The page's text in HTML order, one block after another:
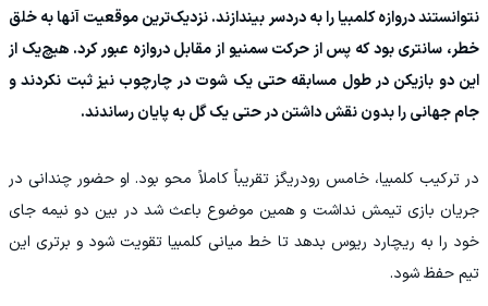
نتوانستند دروازه کلمبیا را به دردسر بیندازند. نزدیک‌ترین موقعیت آنها به خلق
خطر، سانتری بود که پس از حرکت سمنیو از مقابل دروازه عبور کرد. هیچ‌یک از
این دو بازیکن در طول مسابقه حتی یک شوت در چارچوب نیز ثبت نکردند و
جام جهانی را بدون نقش داشتن در حتی یک گل به پایان رساندند.
در ترکیب کلمبیا، خامس رودریگز تقریباً کاملاً محو بود. او حضور چندانی در
جریان بازی تیمش نداشت و همین موضوع باعث شد در بین دو نیمه جای
خود را به ریچارد ریوس بدهد تا خط میانی کلمبیا تقویت شود و برتری این
تیم حفظ شود.